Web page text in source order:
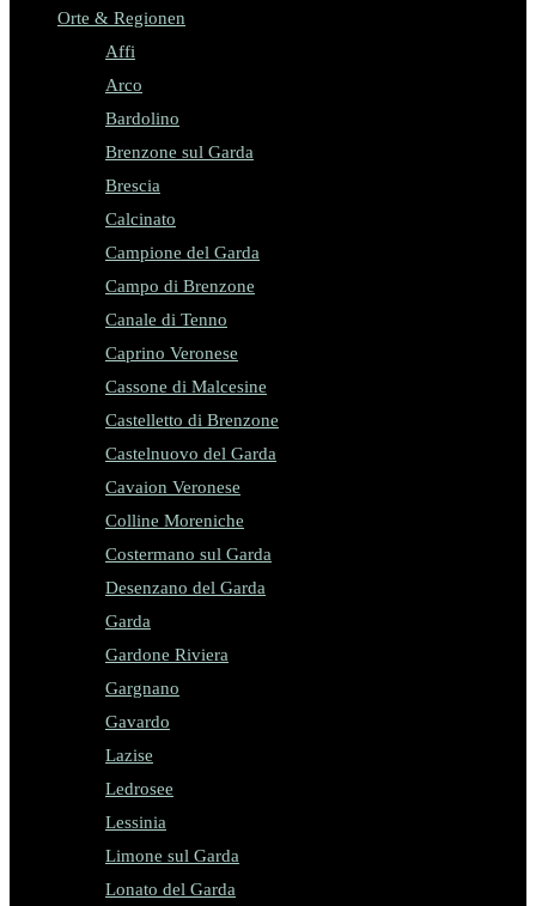
Orte & Regionen
Affi
Arco
Bardolino
Brenzone sul Garda
Brescia
Calcinato
Campione del Garda
Campo di Brenzone
Canale di Tenno
Caprino Veronese
Cassone di Malcesine
Castelletto di Brenzone
Castelnuovo del Garda
Cavaion Veronese
Colline Moreniche
Costermano sul Garda
Desenzano del Garda
Garda
Gardone Riviera
Gargnano
Gavardo
Lazise
Ledrosee
Lessinia
Limone sul Garda
Lonato del Garda